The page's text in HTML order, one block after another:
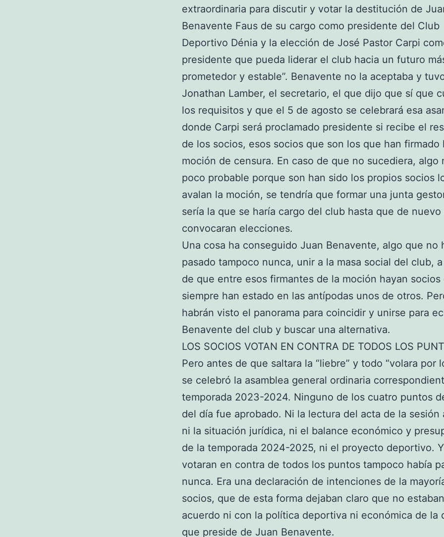
extraordinaria para discutir y votar la destitución de
Benavente Faus de su cargo como presidente del Club
Deportivo Dénia y la elección de José Pastor Carpi
presidente que pueda liderar el club hacia un futuro
prometedor y estable”. Benavente no la aceptaba y
Jonathan Lamber, el secretario, el que dijo que sí que
los requisitos y que el 5 de agosto se celebrará esa
donde Carpi será proclamado presidente si recibe el
de los socios, esos socios que son los que han firmado
moción de censura. En caso de que no sucediera, algo
poco probable porque son han sido los propios socios
avalan la moción, se tendría que formar una junta
sería la que se haría cargo del club hasta que de nuevo
convocaran elecciones.
Una cosa ha conseguido Juan Benavente, algo que no
pasado tampoco nunca, unir a la masa social del club,
de que entre esos firmantes de la moción hayan socios
siempre han estado en las antípodas unos de otros.
habrán visto el panorama para coincidir y unirse para
Benavente del club y buscar una alternativa.
LOS SOCIOS VOTAN EN CONTRA DE TODOS LOS
Pero antes de que saltara la “liebre” y todo “volara por
se celebró la asamblea general ordinaria
temporada 2023-2024. Ninguno de los cuatro puntos
del día fue aprobado. Ni la lectura del acta de la sesión
ni la situación jurídica, ni el balance económico y
de la temporada 2024-2025, ni el proyecto deportivo.
votaran en contra de todos los puntos tampoco había
nunca. Era una declaración de intenciones de la
socios, que de esta forma dejaban claro que no
acuerdo ni con la política deportiva ni económica de la
que preside de Juan Benavente.